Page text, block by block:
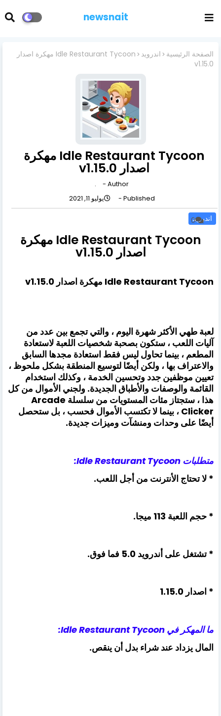
newsnait
الصفحة الرئيسية اندرويد
Idle Restaurant Tycoon مهكرة اصدار
v1.15.0
Idle Restaurant Tycoon مهكرة
اصدار v1.15.0
Author -
.
Published -
يوليو 11, 2021
اندرويد0
Idle Restaurant Tycoon مهكرة
اصدار v1.15.0
Idle Restaurant Tycoon مهكرة اصدار v1.15.0
لعبة طهي الأكثر شهرة اليوم ، والتي تجمع بين عدد من
آليات اللعب ، ستكون بصحبة شخصيات اللعبة لاستعادة
المطعم ، بينما تحاول ليس فقط استعادة مجدها السابق
والاعتراف بها ، ولكن أيضًا لتوسيع المنطقة بشكل ملحوظ ،
تعيين موظفين جدد وتحسين الخدمة ، وكذلك استخدام
القائمة والوصفات والأطباق الجديدة. ولجني الأموال من كل
هذا ، ستجتاز مئات المستويات من سلسلة Arcade
Clicker ، بينما لا تكتسب الأموال فحسب ، بل ستحصل
أيضًا على وحدات ومنشآت وميزات جديدة.
متطلبات Idle Restaurant Tycoon:
* لا تحتاج الأنترنت من أجل اللعب.
* حجم اللعبة 113 ميجا.
* تشتغل على أندرويد 5.0 فما فوق.
* اصدار 1.15.0
ما المهكر في Idle Restaurant Tycoon:
المال يزداد عند شراء بدل أن ينقص.